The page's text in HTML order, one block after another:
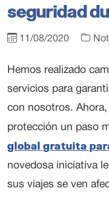
seguridad
11/08/2020
Hemos realizado
servicios para
con nosotros.
protección un paso
global gratuita
novedosa iniciativa
sus viajes se ven